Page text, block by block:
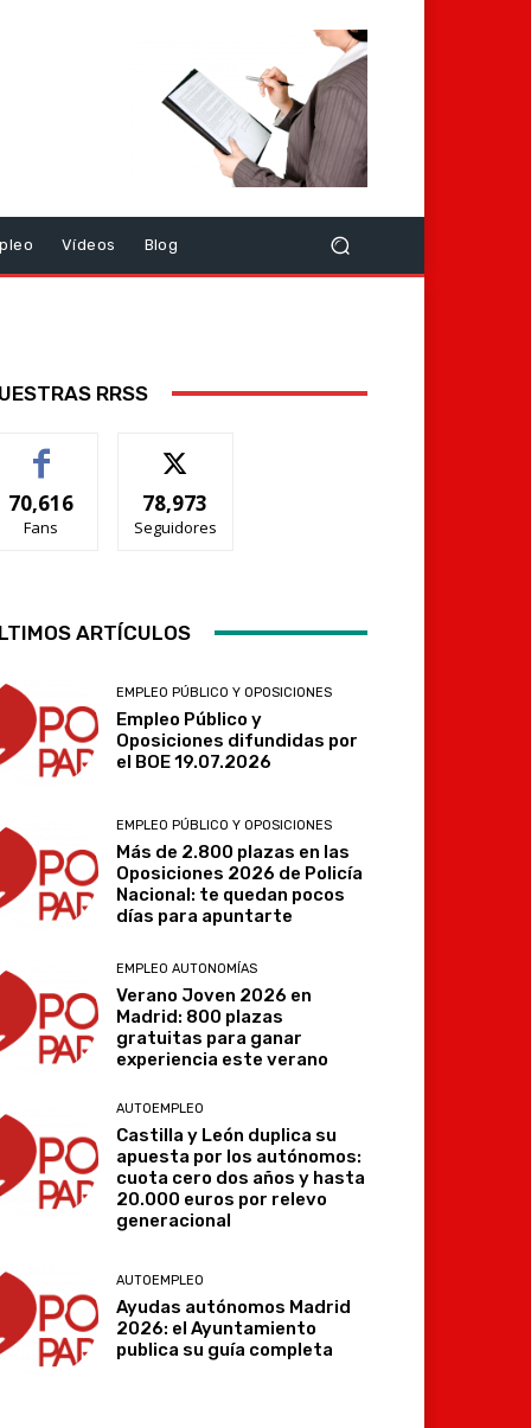
Vídeos Blog
Telegram
RRSS
70,616
Fans
78,973
Seguidores
ARTÍCULOS
EMPLEO PÚBLICO Y OPOSICIONES
Empleo Público y
Oposiciones difundidas por
el BOE 19.07.2026
EMPLEO PÚBLICO Y OPOSICIONES
Más de 2.800 plazas en las
Oposiciones 2026 de Policía
Nacional: te quedan pocos
días para apuntarte
EMPLEO AUTONOMÍAS
Verano Joven 2026 en
Madrid: 800 plazas
gratuitas para ganar
experiencia este verano
AUTOEMPLEO
Castilla y León duplica su
apuesta por los autónomos:
cuota cero dos años y hasta
20.000 euros por relevo
generacional
AUTOEMPLEO
Ayudas autónomos Madrid
2026: el Ayuntamiento
publica su guía completa